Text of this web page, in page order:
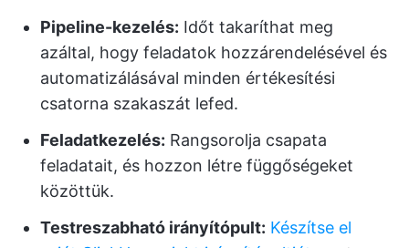
Pipeline-kezelés: Időt takaríthat meg
azáltal, hogy feladatok hozzárendelésével és
automatizálásával minden értékesítési
csatorna szakaszát lefed.
Feladatkezelés: Rangsorolja csapata
feladatait, és hozzon létre függőségeket
közöttük.
Testreszabható irányítópult: Készítse el